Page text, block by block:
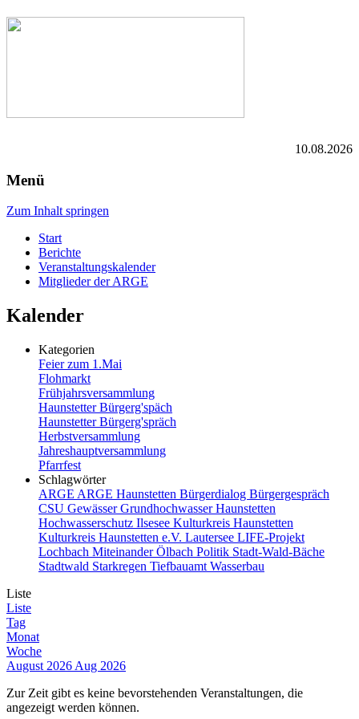
10.08.2026
Menü
Zum Inhalt springen
Start
Berichte
Veranstaltungskalender
Mitglieder der ARGE
Kalender
Kategorien
Feier zum 1.Mai
Flohmarkt
Frühjahrsversammlung
Haunstetter Bürgerg'späch
Haunstetter Bürgerg'spräch
Herbstversammlung
Jahreshauptversammlung
Pfarrfest
Schlagwörter
ARGE ARGE Haunstetten Bürgerdialog Bürgergespräch
CSU GewässerGrundhochwasserHaunstetten
Hochwasserschutz Ilsesee Kulturkreis Haunstetten
Kulturkreis Haunstetten e.V. Lautersee LIFE-Projekt
Lochbach MiteinanderÖlbach Politik Stadt-Wald-Bäche
Stadtwald Starkregen Tiefbauamt Wasserbau
Liste
Liste
Tag
Monat
Woche
August 2026 Aug 2026
Zur Zeit gibt es keine bevorstehenden Veranstaltungen, die
angezeigt werden können.